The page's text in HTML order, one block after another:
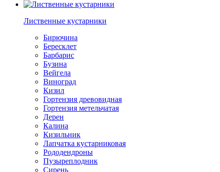
Лиственные кустарники
Бирючина
Бересклет
Барбарис
Бузина
Вейгела
Виноград
Кизил
Гортензия древовидная
Гортензия метельчатая
Дерен
Калина
Кизильник
Лапчатка кустарниковая
Рододендроны
Пузыреплодник
Сирень